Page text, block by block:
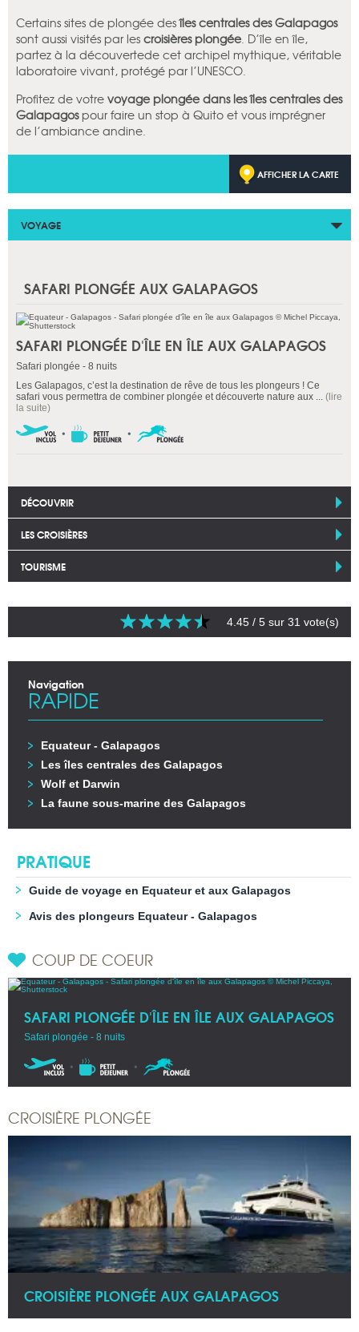
Certains sites de plongée desîles centrales des Galapagos
sont aussi visités par les croisières plongée. D’île en île,
partez à la découvertede cet archipel mythique, véritable
laboratoire vivant, protégé par l’UNESCO.
Profitez de votre voyage plongée dans les îles centrales des
Galapagospour faire un stop à Quito et vous imprégner
de l’ambiance andine.
AFFICHER LA CARTE
VOYAGE
SAFARI PLONGÉE AUX GALAPAGOS
SAFARI PLONGÉE D'ÎLE EN ÎLE AUX GALAPAGOS
Safari plongée - 8 nuits
Les Galapagos, c’est la destination de rêve de tous les plongeurs ! Ce
safari vous permettra de combiner plongée et découverte nature aux ... (lire
la suite)
DÉCOUVRIR
LES CROISIÈRES
TOURISME
4.45 / 5 sur 31 vote(s)
Navigation
RAPIDE
Equateur - Galapagos
Les îles centrales des Galapagos
Wolf et Darwin
La faune sous-marine des Galapagos
PRATIQUE
Guide de voyage en Equateur et aux Galapagos
Avis des plongeurs Equateur - Galapagos
COUP DE COEUR
SAFARI PLONGÉE D'ÎLE EN ÎLE AUX GALAPAGOS
Safari plongée - 8 nuits
CROISIÈRE PLONGÉE
CROISIÈRE PLONGÉE AUX GALAPAGOS